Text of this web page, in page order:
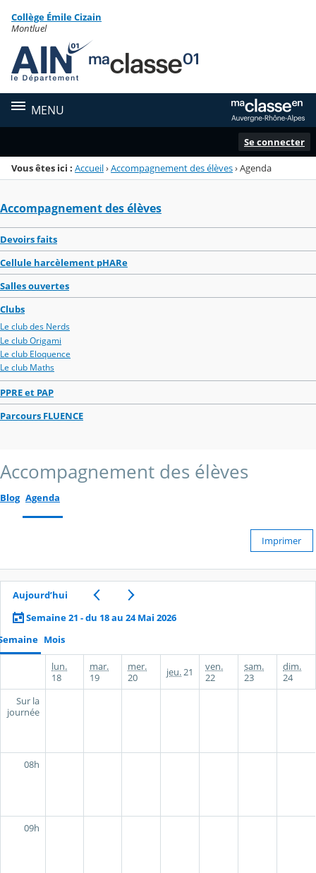
Menu de la rubrique
Contenu
Collège Émile Cizain
Montluel
MENU
Se connecter
Vous êtes ici : Accueil›Accompagnement des élèves›Agenda
Accompagnement des élèves
Devoirs faits
Cellule harcèlement pHARe
Salles ouvertes
Clubs
Le club des Nerds
Le club Origami
Le club Eloquence
Le club Maths
PPRE et PAP
Parcours FLUENCE
Accompagnement des élèves
Blog Agenda
Imprimer
Aujourd’hui
Semaine 21 - du 18 au 24 Mai 2026
Mois
lun.
18
mar.
19
mer.
20
jeu. 21
ven.
22
sam.
23
dim.
24
Sur la
journée
08h
09h